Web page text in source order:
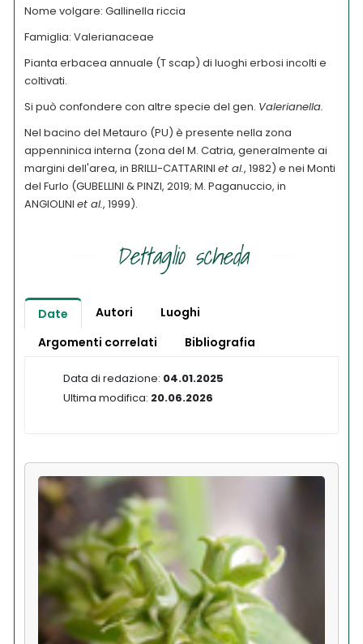
Nome volgare: Gallinella riccia
Famiglia: Valerianaceae
Pianta erbacea annuale (T scap) di luoghi erbosi incolti e
coltivati.
Si può confondere con altre specie del gen. Valerianella.
Nel bacino del Metauro (PU) è presente nella zona
appenninica interna (zona del M. Catria, generalmente ai
margini dell'area, in BRILLI-CATTARINI et al., 1982) e nei Monti
del Furlo (GUBELLINI & PINZI, 2019; M. Paganuccio, in
ANGIOLINI et al., 1999).
Dettaglio scheda
Date Autori
Luoghi
Argomenti correlati
Bibliografia
Data di redazione: 04.01.2025
Ultima modifica: 20.06.2026